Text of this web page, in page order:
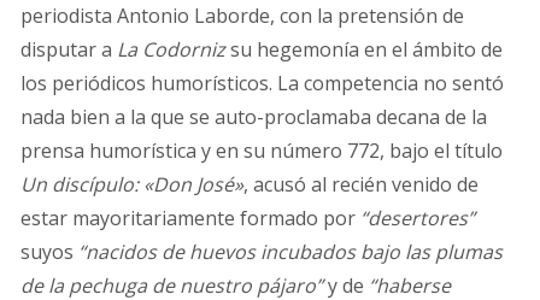
periodista Antonio Laborde, con la pretensión de
disputar a La Codornizsu hegemonía en el ámbito de
los periódicos humorísticos. La competencia no sentó
nada bien a la que se auto-proclamaba decana de la
prensa humorística y en su número 772, bajo el título
Un discípulo: «Don José», acusó al recién venido de
estar mayoritariamente formado por “desertores”
suyos “nacidos de huevos incubados bajo las plumas
de la pechuga de nuestro pájaro”y de “haberse